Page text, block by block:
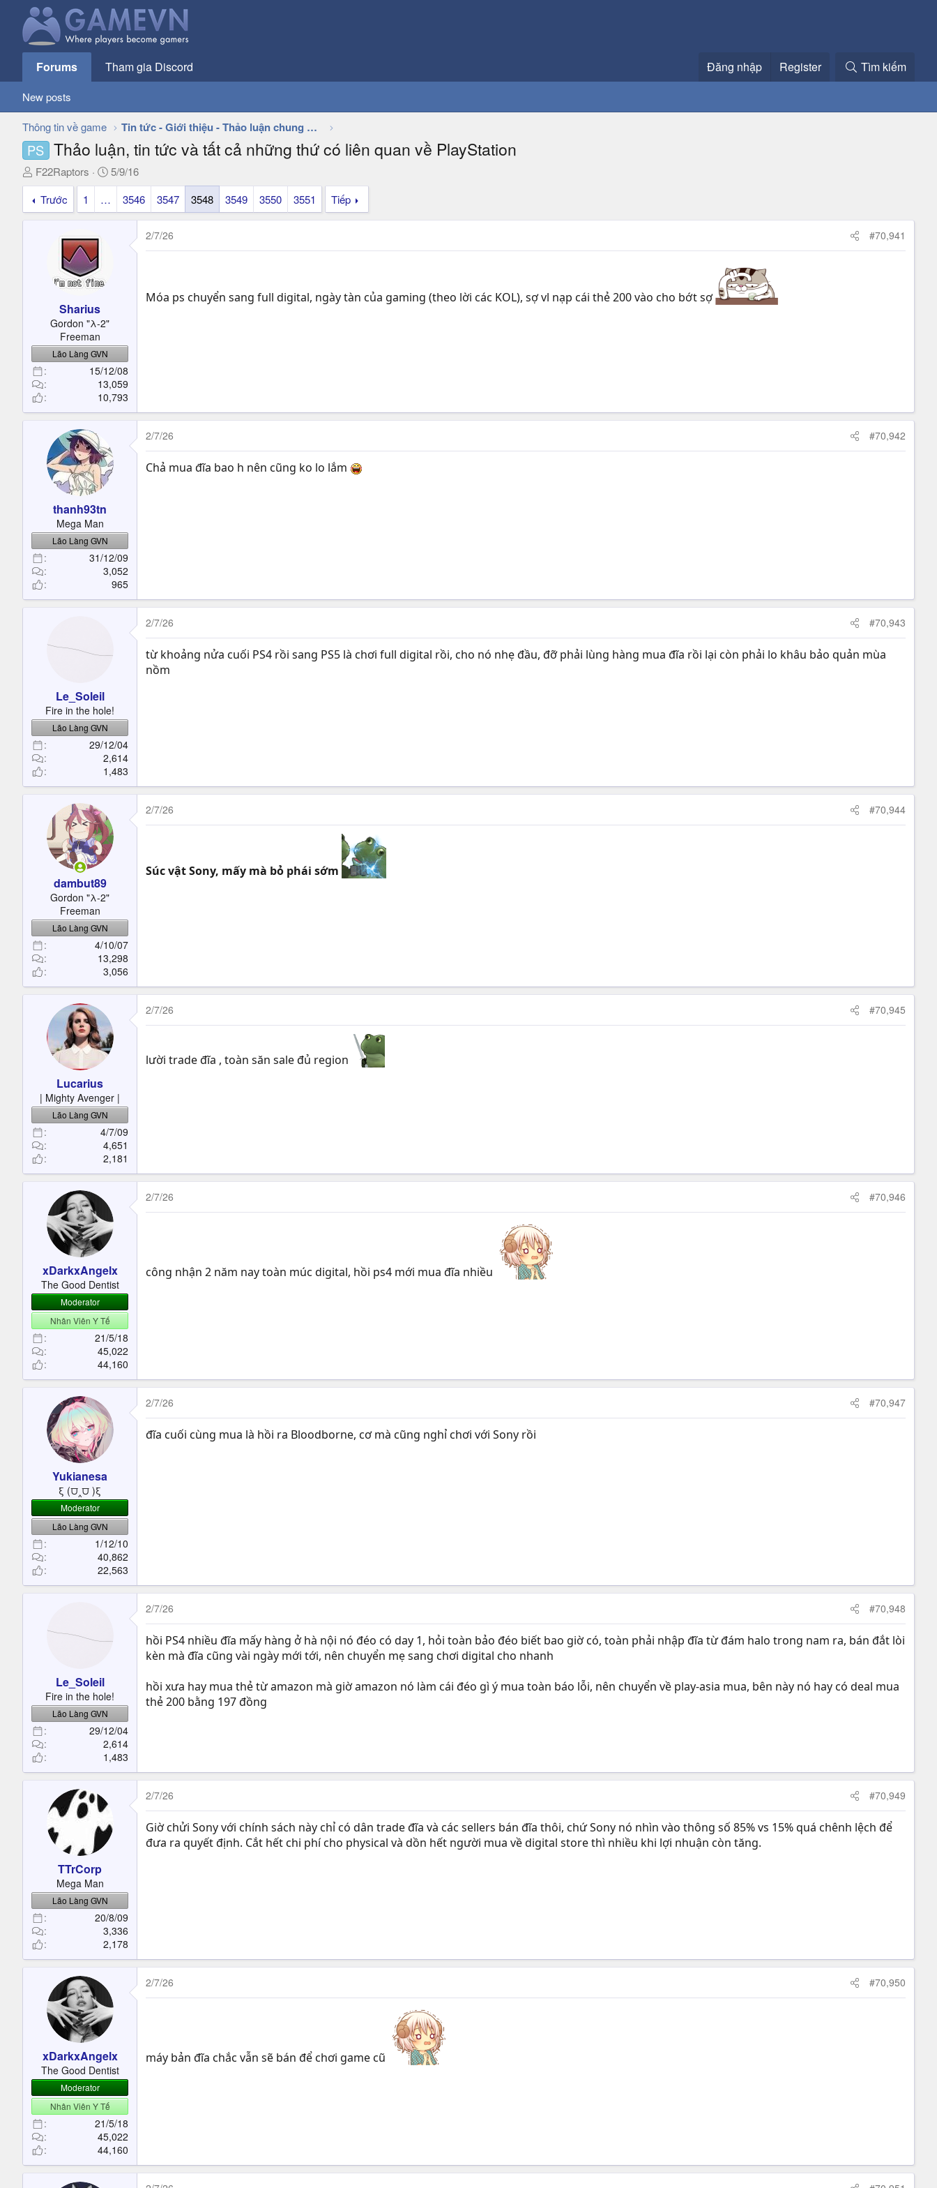
Forums Tham gia Discord Đăng nhập Register Tìm kiếm
New posts
Thông tin về game Tin tức - Giới thiệu - Thảo luận chung về game
PS Thảo luận, tin tức và tất cả những thứ có liên quan về PlayStation
T
h
e
r
F22Raptors
N
g
y
5/9/16
Trước
1 … 3546 3547 3548 3549 3550 3551 Tiếp
Sharius
Gordon "λ-2"
Freeman
Lão Làng GVN
15/12/08
13,059
10,793
2/7/26 #70,941
Móa ps chuyển sang full digital, ngày tàn của gaming (theo lời các KOL), sợ vl nạp cái thẻ 200 vào cho bớt sợ
thanh93tn
Mega Man
Lão Làng GVN
31/12/09
3,052
965
2/7/26 #70,942
Chả mua đĩa bao h nên cũng ko lo lắm
Le_Soleil
Fire in the hole!
Lão Làng GVN
29/12/04
2,614
1,483
2/7/26 #70,943
từ khoảng nửa cuối PS4 rồi sang PS5 là chơi full digital rồi, cho nó nhẹ đầu, đỡ phải lùng hàng mua đĩa rồi lại còn phải lo khâu bảo quản mùa
nồm
dambut89
Gordon "λ-2"
Freeman
Lão Làng GVN
4/10/07
13,298
3,056
2/7/26 #70,944
Súc vật Sony, mấy mà bỏ phái sớm
Lucarius
| Mighty Avenger |
Lão Làng GVN
4/7/09
4,651
2,181
2/7/26 #70,945
lười trade đĩa , toàn săn sale đủ region
xDarkxAngelx
The Good Dentist
Moderator
Nhân Viên Y Tế
21/5/18
45,022
44,160
2/7/26 #70,946
công nhận 2 năm nay toàn múc digital, hồi ps4 mới mua đĩa nhiều
Yukianesa
ξ (⩌‸⩌ )ξ
Moderator
Lão Làng GVN
1/12/10
40,862
22,563
2/7/26 #70,947
đĩa cuối cùng mua là hồi ra Bloodborne, cơ mà cũng nghỉ chơi với Sony rồi
Le_Soleil
Fire in the hole!
Lão Làng GVN
29/12/04
2,614
1,483
2/7/26 #70,948
hồi PS4 nhiều đĩa mấy hàng ở hà nội nó đéo có day 1, hỏi toàn bảo đéo biết bao giờ có, toàn phải nhập đĩa từ đám halo trong nam ra, bán đắt lòi
kèn mà đĩa cũng vài ngày mới tới, nên chuyển mẹ sang chơi digital cho nhanh
hồi xưa hay mua thẻ từ amazon mà giờ amazon nó làm cái đéo gì ý mua toàn báo lỗi, nên chuyển về play-asia mua, bên này nó hay có deal mua
thẻ 200 bằng 197 đồng
TTrCorp
Mega Man
Lão Làng GVN
20/8/09
3,336
2,178
2/7/26 #70,949
Giờ chửi Sony với chính sách này chỉ có dân trade đĩa và các sellers bán đĩa thôi, chứ Sony nó nhìn vào thông số 85% vs 15% quá chênh lệch để
đưa ra quyết định. Cắt hết chi phí cho physical và dồn hết người mua về digital store thì nhiều khi lợi nhuận còn tăng.
xDarkxAngelx
The Good Dentist
Moderator
Nhân Viên Y Tế
21/5/18
45,022
44,160
2/7/26 #70,950
máy bản đĩa chắc vẫn sẽ bán để chơi game cũ